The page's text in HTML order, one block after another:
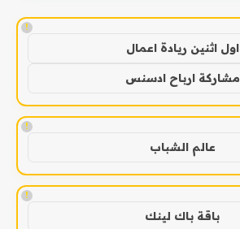
!
اول اثنين ريادة اعمال
مشاركة ارباح ادسنس
!
عالم الشباب
!
باقة باك لينك